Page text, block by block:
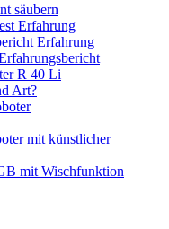
säubern
Erfahrung
Erfahrung
R 40 Li
Art?
mit künstlicher
mit Wischfunktion